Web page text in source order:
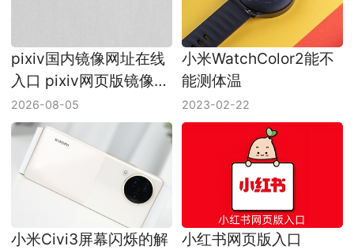
pixiv国内镜像网址在线
入口 pixiv网页版镜像链
接
2026-08-05
小米WatchColor2能不
能测体温
2023-02-22
小米Civi3屏幕闪烁的解
小红书网页版入口